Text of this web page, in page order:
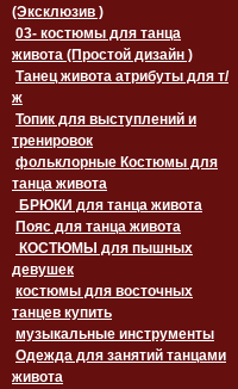
(Эксклюзив )
03- костюмы для танца
живота (Простой дизайн )
Танец живота атрибуты для т/
ж
Топик для выступлений и
тренировок
фольклорные Костюмы для
танца живота
БРЮКИ для танца живота
Пояс для танца живота
девушек
костюмы для восточных
танцев купить
музыкальные инструменты
Одежда для занятий танцами
живота